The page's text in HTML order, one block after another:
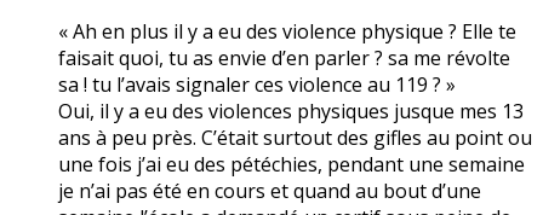
« Ah en plus il y a eu des violence physique ? Elle te
faisait quoi, tu as envie d’en parler ? sa me révolte
sa ! tu l’avais signaler ces violence au 119 ? »
Oui, il y a eu des violences physiques jusque mes 13
ans à peu près. C’était surtout des gifles au point ou
une fois j’ai eu des pétéchies, pendant une semaine
je n’ai pas été en cours et quand au bout d’une